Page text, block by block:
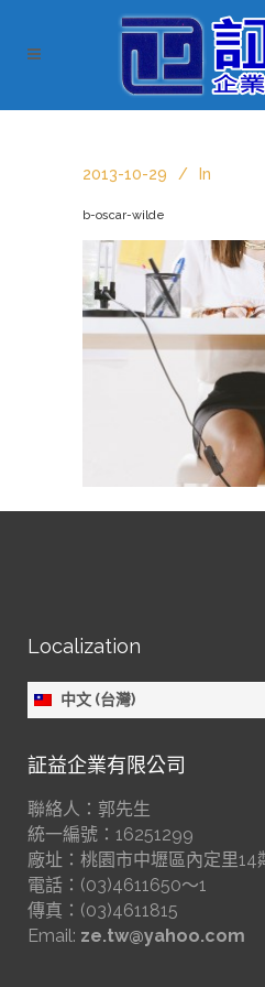
2013-10-29 In
b-oscar-wilde
Localization
中文 (台灣)
証益企業有限公司
聯絡人：郭先生
統一編號：16251299
廠址：桃園市中壢區內定里14
電話：(03)4611650～1
傳真：(03)4611815
Email: ze.tw@yahoo.com